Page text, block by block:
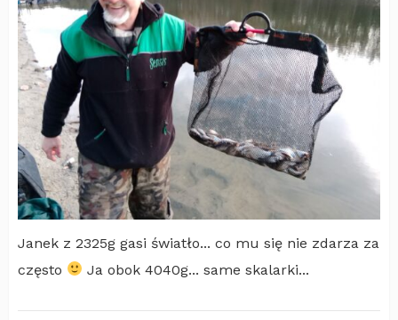
Janek z 2325g gasi światło... co mu się nie zdarza za
często
Ja obok 4040g... same skalarki...